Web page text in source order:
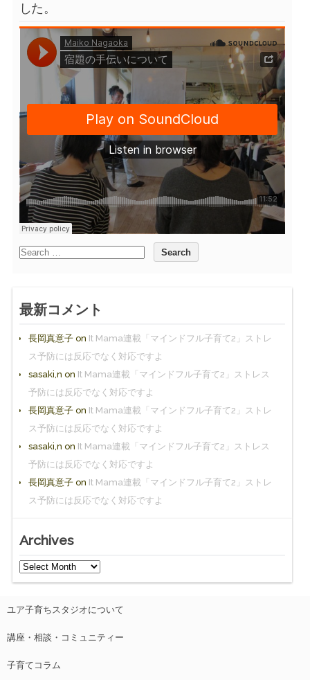
した。
最新コメント
長岡真意子on It Mama連載「マインドフル子育て2」ストレ
ス予防には反応でなく対応ですよ
sasaki,n on It Mama連載「マインドフル子育て2」ストレス
予防には反応でなく対応ですよ
長岡真意子on It Mama連載「マインドフル子育て2」ストレ
ス予防には反応でなく対応ですよ
sasaki,n on It Mama連載「マインドフル子育て2」ストレス
予防には反応でなく対応ですよ
長岡真意子on It Mama連載「マインドフル子育て2」ストレ
ス予防には反応でなく対応ですよ
Archives
ユア子育ちスタジオについて
講座・相談・コミュニティー
子育てコラム